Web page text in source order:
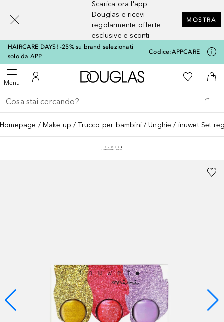
Scarica ora l'app
Douglas e ricevi
regolarmente offerte
esclusive e sconti
MOSTRA
HAIRCARE DAYS! -25% su brand selezionati
solo da APP
Codice:APPCARE
MenuApri menuAl Mio Account
A Douglas HomeAlla Mia
Al
Torna indietro
Esegui ricerca
Homepage Make up Trucco per bambini Unghie inuwet Set
[navigation.slideout.screenreader]